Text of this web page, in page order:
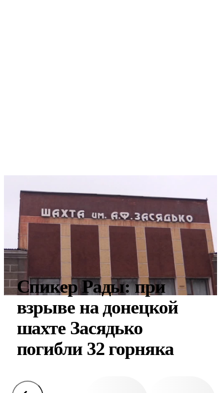
Спикер Рады: при
взрыве на донецкой
шахте Засядько
погибли 32 горняка